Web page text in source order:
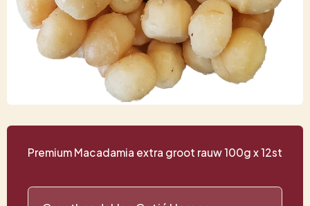
Premium Macadamia extra groot rauw 100g x 12st